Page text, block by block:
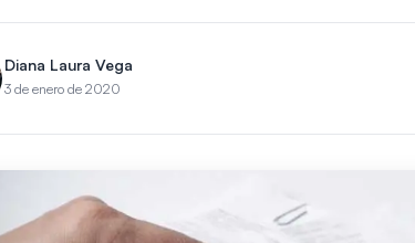
Diana Laura Vega
3 de enero de 2020